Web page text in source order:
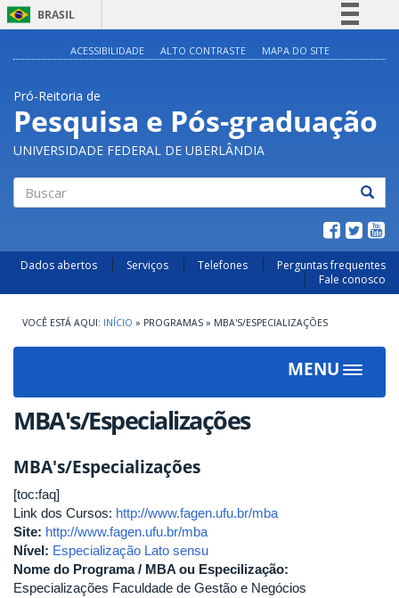
BRASIL
Acesso à informação
Legislação
Canais
ACESSIBILIDADE ALTO CONTRASTE MAPA DO SITE
Pró-Reitoria de
Pesquisa e Pós-graduação
UNIVERSIDADE FEDERAL DE UBERLÂNDIA
Dados abertos Serviços Telefones
Perguntas frequentes
Fale conosco
INÍCIO » PROGRAMAS » MBA'S/ESPECIALIZAÇÕES
MENU
Toggle
MBA's/Especializações
MBA's/Especializações
[toc:faq]
Link dos Cursos: http://www.fagen.ufu.br/mba
Site: http://www.fagen.ufu.br/mba
Nível: Especialização Lato sensu
Nome do Programa / MBA ou Especilização:
Especializações Faculdade de Gestão e Negócios